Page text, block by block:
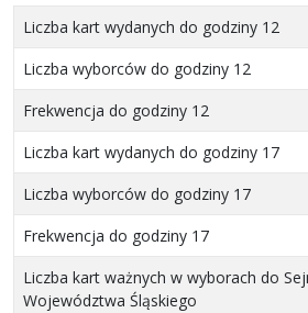
Liczba kart wydanych do godziny 12
Liczba wyborców do godziny 12
Frekwencja do godziny 12
Liczba kart wydanych do godziny 17
Liczba wyborców do godziny 17
Frekwencja do godziny 17
Liczba kart ważnych w wyborach do
Województwa Śląskiego